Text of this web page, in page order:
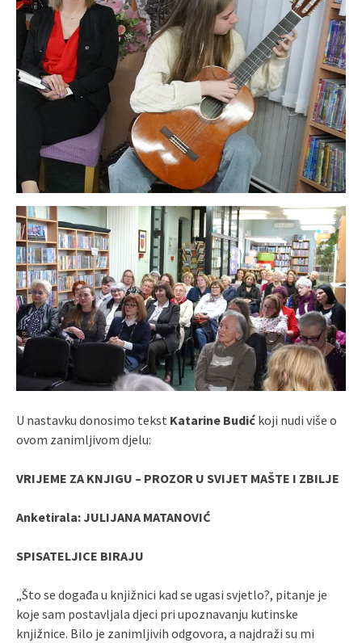
U nastavku donosimo tekst Katarine Budić koji nudi više o
ovom zanimljivom djelu:
VRIJEME ZA KNJIGU – PROZOR U SVIJET MAŠTE I ZBILJE
Anketirala: JULIJANA MATANOVIĆ
SPISATELJICE BIRAJU
„Što se događa u knjižnici kad se ugasi svjetlo?, pitanje je
koje sam postavljala djeci pri upoznavanju kutinske
knjižnice. Bilo je zanimljivih odgovora, a najdraži su mi